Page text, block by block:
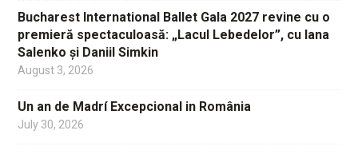
Bucharest International Ballet Gala 2027 revine cu o
premieră spectaculoasă: „Lacul Lebedelor”, cu Iana
Salenko și Daniil Simkin
August 3, 2026
Un an de Madrí Excepcional in România
July 30, 2026